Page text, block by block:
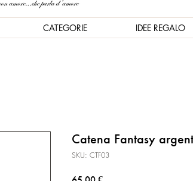
CATEGORIE IDEE REGALO
Catena Fantasy
SKU: CTF03